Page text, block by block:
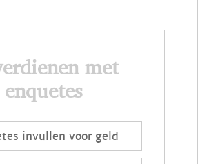
met
enquetes
invullen voor geld